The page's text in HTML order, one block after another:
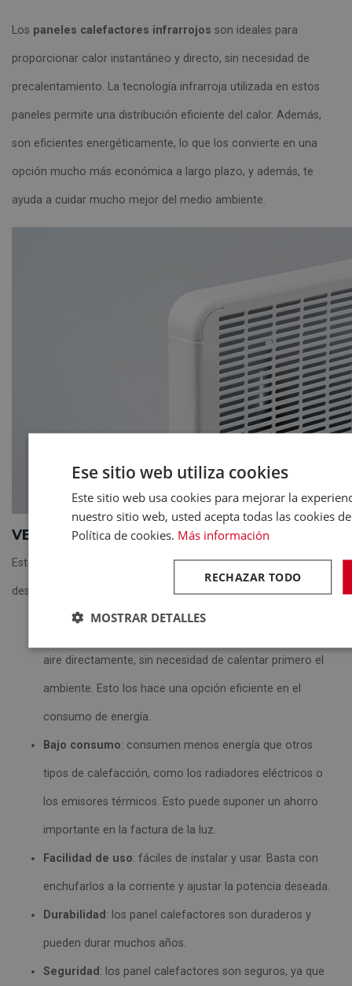
Los paneles calefactores infrarrojos son ideales para
proporcionar calor instantáneo y directo, sin necesidad de
precalentamiento. La tecnología infrarroja utilizada en estos
paneles permite una distribución eficiente del calor. Además,
son eficientes energéticamente, lo que los convierte en una
opción mucho más económica a largo plazo, y además, te
ayuda a cuidar mucho mejor del medio ambiente.
VENTAJAS DE LOS PANELES CALEFACTORES
Estos modelos ofrecen una serie de ventajas, entre las que
destacan:
aire directamente, sin necesidad de calentar primero el
ambiente. Esto los hace una opción eficiente en el
consumo de energía.
Bajo consumo: consumen menos energía que otros
tipos de calefacción, como los radiadores eléctricos o
los emisores térmicos. Esto puede suponer un ahorro
importante en la factura de la luz.
Facilidad de uso: fáciles de instalar y usar. Basta con
enchufarlos a la corriente y ajustar la potencia deseada.
Durabilidad : los panel calefactores son duraderos y
pueden durar muchos años.
Seguridad : los panel calefactores son seguros, ya que
Ese sitio web utiliza cookies
Este sitio web usa cookies para mejorar la
nuestro sitio web, usted acepta todas las cookies
Política de cookies. Más información
RECHAZAR TODO
MOSTRAR DETALLES